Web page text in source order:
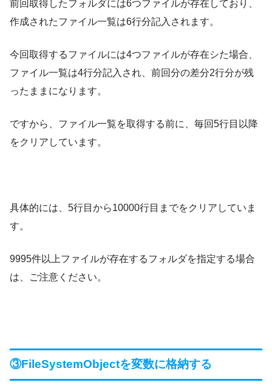
前回取得したフォルダには6つファイルが存在しており、
作成されたファイル一覧は6行分記入されます。
今回取得するファイルには4つファイルが存在シた場合、
ファイル一覧は4行分記入され、前回分の差分2行分が残
ったままになります。
ですから、ファイル一覧を取得する前に、毎回5行目以降
をクリアしています。
具体的には、5行目から10000行目までをクリアしていま
す。
9995件以上ファイルが存在するフォルダを指定する場合
は、ご注意ください。
③FileSystemObjectを変数に格納する